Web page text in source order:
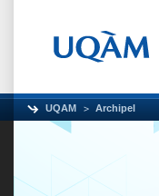
UQAM Archipel